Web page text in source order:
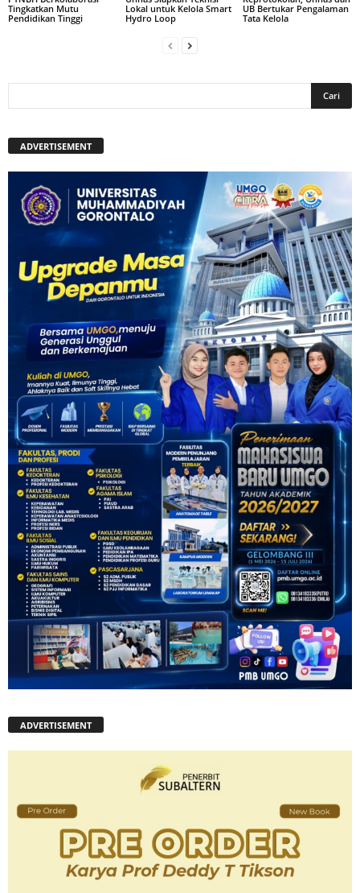
Tingkatkan Mutu
Pendidikan Tinggi
Lokal untuk Kelola Smart
Hydro Loop
UB Bertukar Pengalaman
Tata Kelola
ADVERTISEMENT
ADVERTISEMENT